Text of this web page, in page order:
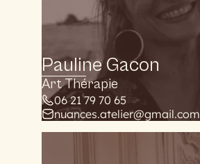
Pauline Gacon
Art Thérapie
06 21 79 70 65
nuances.atelier@gmail.com